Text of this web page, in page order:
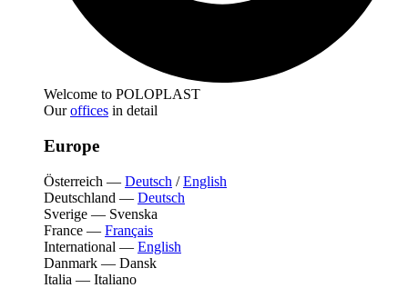
Welcome to POLOPLAST
Ouroffices in detail
Europe
Österreich — Deutsch /English
Deutschland — Deutsch
Sverige — Svenska
France — Français
International — English
Danmark — Dansk
Italia — Italiano